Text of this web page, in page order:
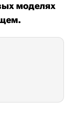
моделях